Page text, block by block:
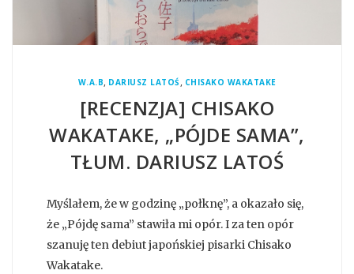
W.A.B, DARIUSZ LATOŚ , CHISAKO WAKATAKE
[RECENZJA] CHISAKO
WAKATAKE, „PÓJDE SAMA”,
TŁUM. DARIUSZ LATOŚ
Myślałem, że w godzinę „połknę”, a okazało się,
że „Pójdę sama” stawiła mi opór. I za ten opór
szanuję ten debiut japońskiej pisarki Chisako
Wakatake.